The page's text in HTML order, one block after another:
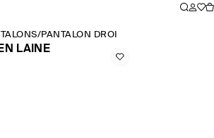
/PANTALON DROIT EN LAINE
LAINE